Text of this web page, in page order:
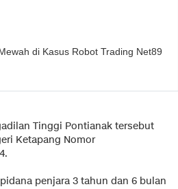
di Kasus Robot Trading Net89
Tinggi Pontianak tersebut
Ketapang Nomor
penjara 3 tahun dan 6 bulan